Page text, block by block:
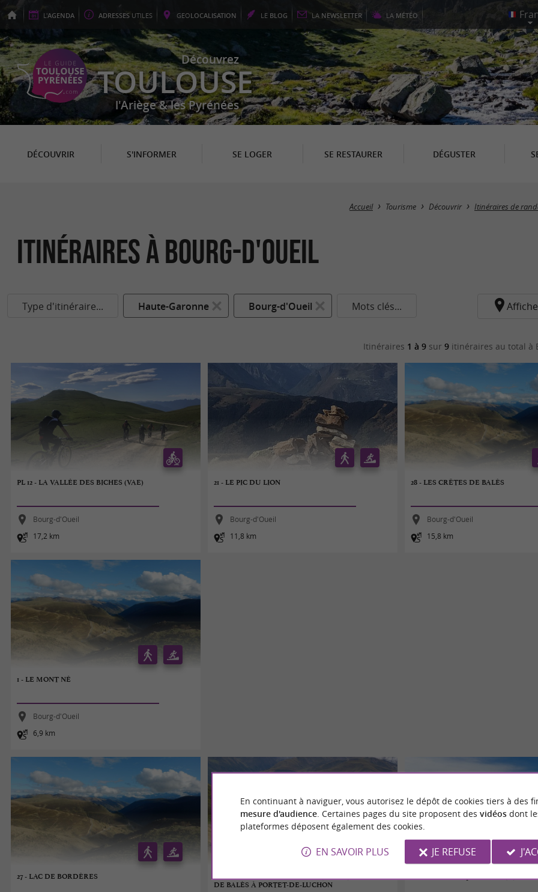
L'AGENDA ADRESSES UTILES GEOLOCALISATION LE BLOG LA NEWSLETTER LA MÉTÉO
Découvrez
TOULOUSE
l'Ariège & les Pyrénées
DÉCOUVRIR S'INFORMER SE LOGER SE RESTAURER DÉGUSTER
Accueil Tourisme Découvrir Itinéraires de
itinéraires à Bourg-d'Oueil
Type d'itinéraire... Haute-Garonne Bourg-d'Oueil Mots clés...
Itinéraires 1 à 9 sur9 itinéraires au total à
PL 12 - LA VALLÉE DES BICHES (VAE)
Bourg-d'Oueil
17,2 km
21 - LE PIC DU LION
Bourg-d'Oueil
11,8 km
28 - LES CRÊTES DE BALÈS
Bourg-d'Oueil
15,8 km
1 - LE MONT NÉ
Bourg-d'Oueil
6,9 km
27 - LAC DE BORDÈRES
LES CHEMINS DE LA LIBERTÉ (OPUS 1) : DU PORT
DE BALÈS À PORTET-DE-LUCHON
Le mont Né et le pic du Lion (22)
En continuant à naviguer, vous autorisez le dépôt de cookies tiers à des
mesure d'audience. Certaines pages du site proposent des vidéosdont
plateformes déposent également des cookies.
EN SAVOIR PLUS JE REFUSE